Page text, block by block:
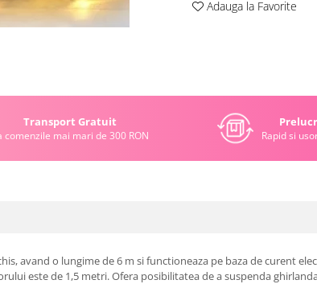
Adauga la Favorite
Transport Gratuit
comenzile mai mari de 300 RON Rapid si
avand o lungime de 6 m si functioneaza pe baza de curent
este de 1,5 metri. Ofera posibilitatea de a suspenda